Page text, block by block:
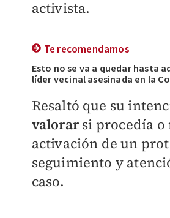
activista.
Te recomendamos
Esto no se va a quedar hasta
líder vecinal asesinada en la
Resaltó que su
valorarsi procedía o
activación de un
seguimiento y
caso.